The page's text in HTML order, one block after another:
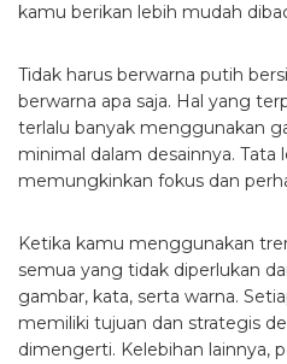
kamu berikan lebih mudah
Tidak harus berwarna putih
berwarna apa saja. Hal yang
terlalu banyak menggunakan
minimal dalam desainnya. Tata
memungkinkan fokus dan
Ketika kamu menggunakan
semua yang tidak diperlukan
gambar, kata, serta warna.
memiliki tujuan dan strategis
dimengerti. Kelebihan lainnya,